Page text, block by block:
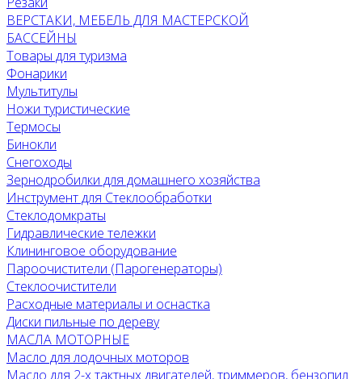
ВЕРСТАКИ, МЕБЕЛЬ ДЛЯ МАСТЕРСКОЙ
БАССЕЙНЫ
Товары для туризма
Фонарики
Мультитулы
Ножи туристические
Термосы
Бинокли
Снегоходы
Зернодробилки для домашнего хозяйства
Инструмент для Стеклообработки
Стеклодомкраты
Гидравлические тележки
Клининговое оборудование
Пароочистители (Парогенераторы)
Стеклоочистители
Расходные материалы и оснастка
Диски пильные по дереву
МАСЛА МОТОРНЫЕ
Масло для лодочных моторов
Масло для 2-х тактных двигателей, триммеров, бензопил